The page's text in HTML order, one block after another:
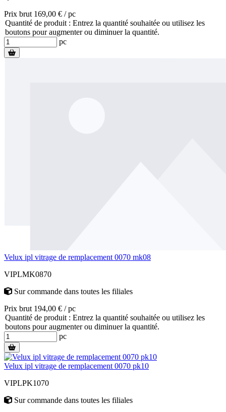
Prix brut 169,00 € / pc
Quantité de produit : Entrez la quantité souhaitée ou utilisez les
boutons pour augmenter ou diminuer la quantité.
pc
Velux ipl vitrage de remplacement 0070 mk08
VIPLMK0870
Sur commande dans toutes les filiales
Prix brut 194,00 € / pc
Quantité de produit : Entrez la quantité souhaitée ou utilisez les
boutons pour augmenter ou diminuer la quantité.
pc
Velux ipl vitrage de remplacement 0070 pk10
VIPLPK1070
Sur commande dans toutes les filiales